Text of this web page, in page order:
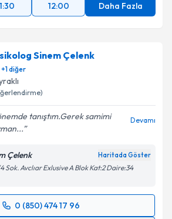
12:00 Daha Fazla
Sinem Çelenk
+1diğer
tanıştım.Gerek samimi
Devamı
Çelenk Haritada Göster
Avclıar Exlusive A Blok Kat:2 Daire:34
0 (850) 474 17 96
Talebi